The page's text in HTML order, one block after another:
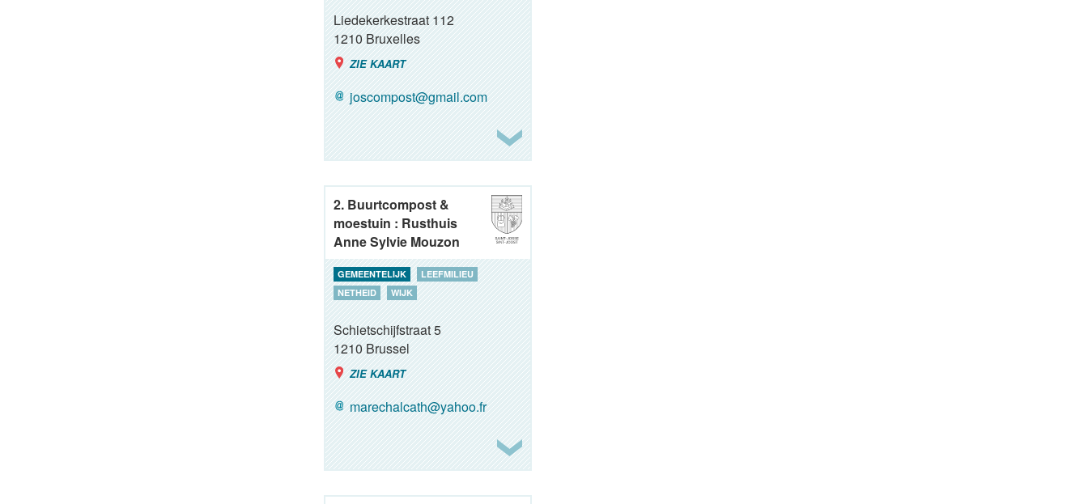
Liedekerkestraat 112
1210Bruxelles
ZIE KAART
joscompost@gmail.com
2. Buurtcompost &
moestuin : Rusthuis
Anne Sylvie Mouzon
GEMEENTELIJK
LEEFMILIEU
NETHEID
WIJK
Schietschijfstraat 5
1210Brussel
ZIE KAART
marechalcath@yahoo.fr